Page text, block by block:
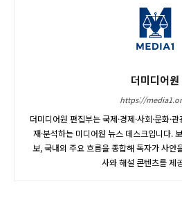
더미디어원
https://
더미디어원 편집부는 국제·경제·사회·문화·
재·분석하는 미디어원 뉴스 데스크입니다.
보, 국내외 주요 흐름을 종합해 독자가 사안
사와 해설 콘텐츠를 제